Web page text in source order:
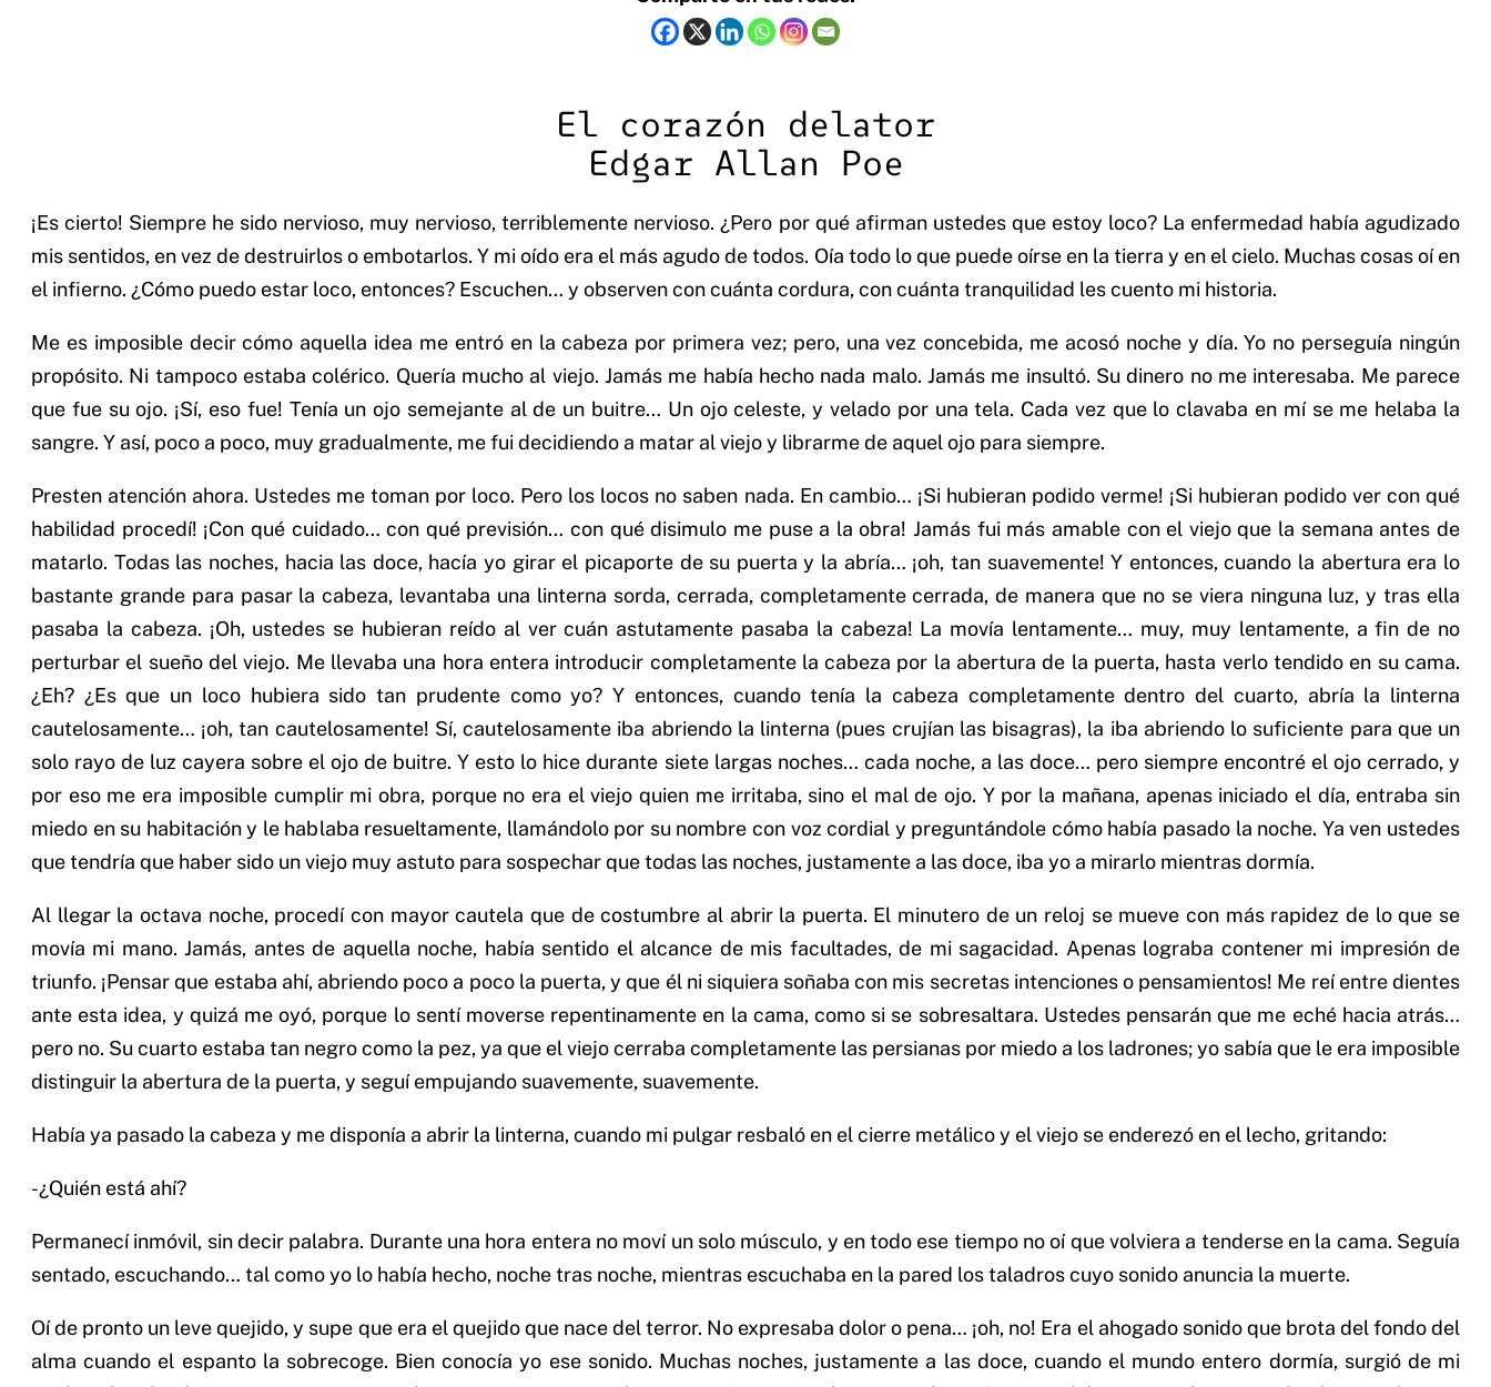
El corazón delator
Edgar Allan Poe
¡Es cierto! Siempre he sido nervioso, muy nervioso, terriblemente nervioso. ¿Pero por qué afirman ustedes que estoy loco? La enfermedad había agudizado
mis sentidos, en vez de destruirlos o embotarlos. Y mi oído era el más agudo de todos. Oía todo lo que puede oírse en la tierra y en el cielo. Muchas cosas oí en
el infierno. ¿Cómo puedo estar loco, entonces? Escuchen… y observen con cuánta cordura, con cuánta tranquilidad les cuento mi historia.
Me es imposible decir cómo aquella idea me entró en la cabeza por primera vez; pero, una vez concebida, me acosó noche y día. Yo no perseguía ningún
propósito. Ni tampoco estaba colérico. Quería mucho al viejo. Jamás me había hecho nada malo. Jamás me insultó. Su dinero no me interesaba. Me parece
que fue su ojo. ¡Sí, eso fue! Tenía un ojo semejante al de un buitre… Un ojo celeste, y velado por una tela. Cada vez que lo clavaba en mí se me helaba la
sangre. Y así, poco a poco, muy gradualmente, me fui decidiendo a matar al viejo y librarme de aquel ojo para siempre.
Presten atención ahora. Ustedes me toman por loco. Pero los locos no saben nada. En cambio… ¡Si hubieran podido verme! ¡Si hubieran podido ver con qué
habilidad procedí! ¡Con qué cuidado… con qué previsión… con qué disimulo me puse a la obra! Jamás fui más amable con el viejo que la semana antes de
matarlo. Todas las noches, hacia las doce, hacía yo girar el picaporte de su puerta y la abría… ¡oh, tan suavemente! Y entonces, cuando la abertura era lo
bastante grande para pasar la cabeza, levantaba una linterna sorda, cerrada, completamente cerrada, de manera que no se viera ninguna luz, y tras ella
pasaba la cabeza. ¡Oh, ustedes se hubieran reído al ver cuán astutamente pasaba la cabeza! La movía lentamente… muy, muy lentamente, a fin de no
perturbar el sueño del viejo. Me llevaba una hora entera introducir completamente la cabeza por la abertura de la puerta, hasta verlo tendido en su cama.
¿Eh? ¿Es que un loco hubiera sido tan prudente como yo? Y entonces, cuando tenía la cabeza completamente dentro del cuarto, abría la linterna
cautelosamente… ¡oh, tan cautelosamente! Sí, cautelosamente iba abriendo la linterna (pues crujían las bisagras), la iba abriendo lo suficiente para que un
solo rayo de luz cayera sobre el ojo de buitre. Y esto lo hice durante siete largas noches… cada noche, a las doce… pero siempre encontré el ojo cerrado, y
por eso me era imposible cumplir mi obra, porque no era el viejo quien me irritaba, sino el mal de ojo. Y por la mañana, apenas iniciado el día, entraba sin
miedo en su habitación y le hablaba resueltamente, llamándolo por su nombre con voz cordial y preguntándole cómo había pasado la noche. Ya ven ustedes
que tendría que haber sido un viejo muy astuto para sospechar que todas las noches, justamente a las doce, iba yo a mirarlo mientras dormía.
Al llegar la octava noche, procedí con mayor cautela que de costumbre al abrir la puerta. El minutero de un reloj se mueve con más rapidez de lo que se
movía mi mano. Jamás, antes de aquella noche, había sentido el alcance de mis facultades, de mi sagacidad. Apenas lograba contener mi impresión de
triunfo. ¡Pensar que estaba ahí, abriendo poco a poco la puerta, y que él ni siquiera soñaba con mis secretas intenciones o pensamientos! Me reí entre dientes
ante esta idea, y quizá me oyó, porque lo sentí moverse repentinamente en la cama, como si se sobresaltara. Ustedes pensarán que me eché hacia atrás…
pero no. Su cuarto estaba tan negro como la pez, ya que el viejo cerraba completamente las persianas por miedo a los ladrones; yo sabía que le era imposible
distinguir la abertura de la puerta, y seguí empujando suavemente, suavemente.
Había ya pasado la cabeza y me disponía a abrir la linterna, cuando mi pulgar resbaló en el cierre metálico y el viejo se enderezó en el lecho, gritando:
-¿Quién está ahí?
Permanecí inmóvil, sin decir palabra. Durante una hora entera no moví un solo músculo, y en todo ese tiempo no oí que volviera a tenderse en la cama. Seguía
sentado, escuchando… tal como yo lo había hecho, noche tras noche, mientras escuchaba en la pared los taladros cuyo sonido anuncia la muerte.
Oí de pronto un leve quejido, y supe que era el quejido que nace del terror. No expresaba dolor o pena… ¡oh, no! Era el ahogado sonido que brota del fondo del
alma cuando el espanto la sobrecoge. Bien conocía yo ese sonido. Muchas noches, justamente a las doce, cuando el mundo entero dormía, surgió de mi